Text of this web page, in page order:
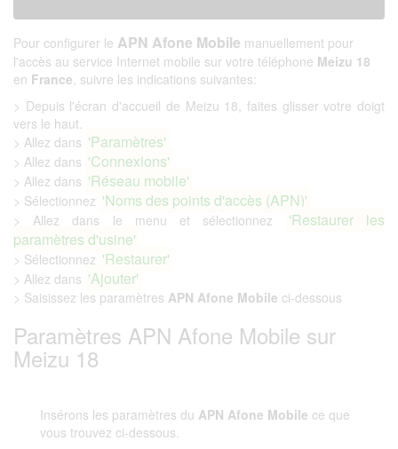
Pour configurer le APN Afone Mobile manuellement pour
l'accès au service Internet mobile sur votre téléphone Meizu 18
en France, suivre les indications suivantes:
> Depuis l'écran d'accueil de Meizu 18, faites glisser votre doigt
vers le haut.
> Allez dans 'Paramètres'
> Allez dans 'Connexions'
> Allez dans 'Réseau mobile'
> Sélectionnez 'Noms des points d'accès (APN)'
> Allez dans le menu et sélectionnez
'Restaurer les
paramètres d'usine'
> Sélectionnez 'Restaurer'
> Allez dans 'Ajouter'
> Saisissez les paramètres APN Afone Mobile ci-dessous
Paramètres APN Afone Mobile sur
Meizu 18
Insérons les paramètres du APN Afone Mobile ce que
vous trouvez ci-dessous.